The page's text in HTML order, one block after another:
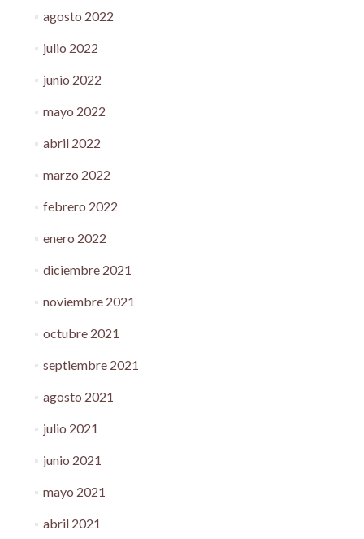
agosto 2022
julio 2022
junio 2022
mayo 2022
abril 2022
marzo 2022
febrero 2022
enero 2022
diciembre 2021
noviembre 2021
octubre 2021
septiembre 2021
agosto 2021
julio 2021
junio 2021
mayo 2021
abril 2021